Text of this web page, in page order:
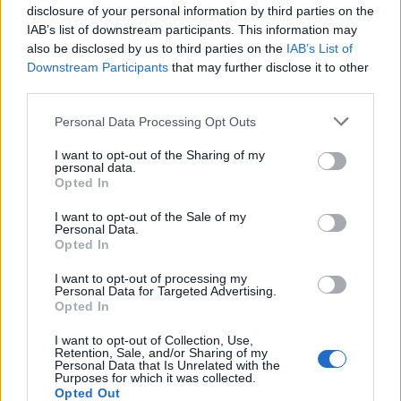
disclosure of your personal information by third parties on the
IAB’s list of downstream participants. This information may
also be disclosed by us to third parties on the IAB’s List of
Downstream Participants that may further disclose it to other
Personal Data Processing Opt Outs
I want to opt-out of the Sharing of my
personal data.
Opted In
I want to opt-out of the Sale of my
Personal Data.
Opted In
I want to opt-out of processing my
Personal Data for Targeted Advertising.
Opted In
I want to opt-out of Collection, Use,
Retention, Sale, and/or Sharing of my
Personal Data that Is Unrelated with the
Purposes for which it was collected.
Opted Out